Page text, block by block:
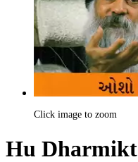
Click image to zoom
Hu